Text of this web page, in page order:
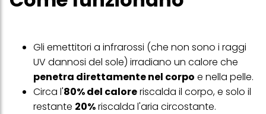
Gli emettitori a infrarossi (che non sono i raggi
UV dannosi del sole) irradiano un calore che
penetra direttamente nel corpo e nella pelle.
Circa l'80% del caloreriscalda il corpo, e solo il
restante 20%riscalda l'aria circostante.